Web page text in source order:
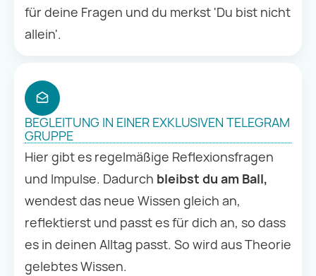
für deine Fragen und du merkst 'Du bist nicht
allein'.
BEGLEITUNG IN EINER EXKLUSIVEN TELEGRAM
GRUPPE
Hier gibt es regelmäßige Reflexionsfragen
und Impulse. Dadurch bleibst du am Ball,
wendest das neue Wissen gleich an,
reflektierst und passt es für dich an, so dass
es in deinen Alltag passt. So wird aus Theorie
gelebtes Wissen.